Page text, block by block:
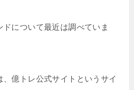
について最近は調べていま
、億トレ公式サイトというサイ